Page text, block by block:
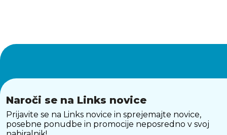
Naroči se na Links novice
Prijavite se na Links novice in sprejemajte novice,
posebne ponudbe in promocije neposredno v svoj